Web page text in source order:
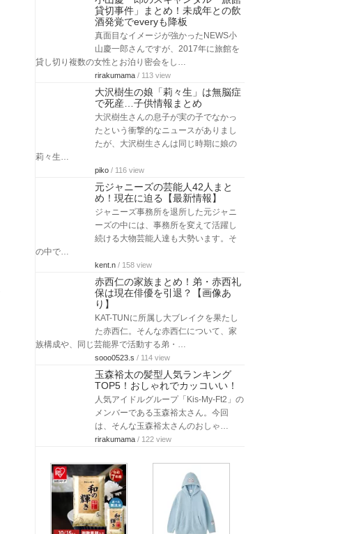
貸切事件」まとめ！未成年との飲
酒発覚でeveryも降板
真面目なイメージが強かったNEWS小
山慶一郎さんですが、2017年に旅館を
貸し切り複数の女性とお泊り密会をし…
rirakumama / 113 view
大沢樹生の娘「莉々生」は無脳症
で死産…子供情報まとめ
大沢樹生さんの息子が実の子でなかっ
たという衝撃的なニュースがありまし
たが、大沢樹生さんは同じ時期に娘の
莉々生…
piko / 116 view
元ジャニーズの芸能人42人まと
め！現在に迫る【最新情報】
ジャニーズ事務所を退所した元ジャニ
ーズの中には、事務所を変えて活躍し
続ける大物芸能人達も大勢います。そ
の中で…
kent.n / 158 view
赤西仁の家族まとめ！弟・赤西礼
保は現在俳優を引退？【画像あ
り】
KAT-TUNに所属し大ブレイクを果たし
た赤西仁。そんな赤西仁について、家
族構成や、同じ芸能界で活動する弟・…
sooo0523.s / 114 view
玉森裕太の髪型人気ランキング
TOP5！おしゃれでカッコいい！
人気アイドルグループ「Kis-My-Ft2」の
メンバーである玉森裕太さん。今回
は、そんな玉森裕太さんのおしゃ…
rirakumama / 122 view